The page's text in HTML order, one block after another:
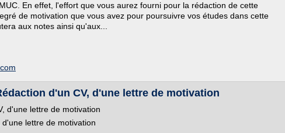
En effet, l'effort que vous aurez fourni pour la rédaction de cette
de motivation que vous avez pour poursuivre vos études dans cette
aux notes ainsi qu'aux...
d'un CV, d'une lettre de motivation
d'une lettre de motivation
d'une lettre de motivation